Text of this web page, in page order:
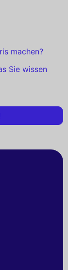
machen?
Sie wissen